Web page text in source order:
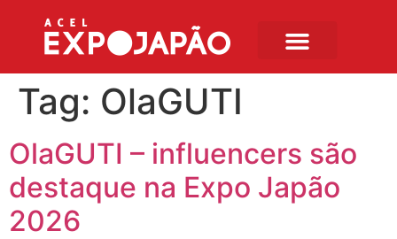
Tag: OlaGUTI
OlaGUTI – influencers são
destaque na Expo Japão
2026